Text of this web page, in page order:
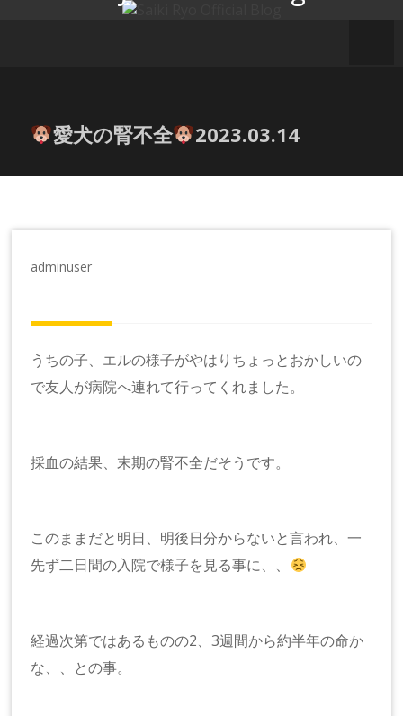
ッ
愛犬の腎不全 2023.03.14
adminuser
うちの子、エルの様子がやはりちょっとおかしいの
で友人が病院へ連れて行ってくれました。
採血の結果、末期の腎不全だそうです。
このままだと明日、明後日分からないと言われ、一
先ず二日間の入院で様子を見る事に、、
経過次第ではあるものの2、3週間から約半年の命か
な、、との事。